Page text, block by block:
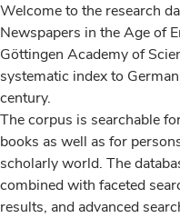
Welcome to the research
Newspapers in the Age of
Göttingen Academy of
systematic index to
century.
The corpus is searchable
books as well as for
scholarly world. The
combined with faceted
results, and advanced